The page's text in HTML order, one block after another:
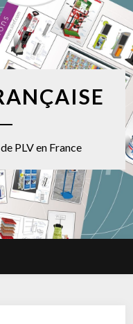
PLV en France